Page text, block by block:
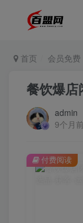
首页 会员免费
餐饮爆店
admin
9个月
付费阅读